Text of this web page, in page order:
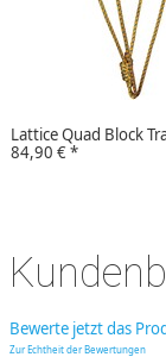
Lattice Quad Block
84,90 €*
Bewerte jetzt das
Zur Echtheit der Bewertungen